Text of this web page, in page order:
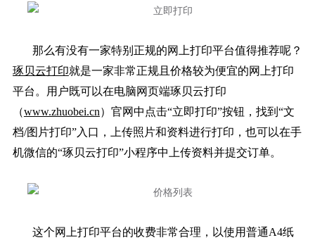
那么有没有一家特别正规的网上打印平台值得推荐呢？
琢贝云打印就是一家非常正规且价格较为便宜的网上打印
平台。用户既可以在电脑网页端琢贝云打印
（www.zhuobei.cn）官网中点击“立即打印”按钮，找到“文
档/图片打印”入口，上传照片和资料进行打印，也可以在手
机微信的“琢贝云打印”小程序中上传资料并提交订单。
这个网上打印平台的收费非常合理，以使用普通A4纸